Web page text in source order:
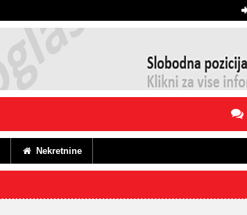
Nekretnine